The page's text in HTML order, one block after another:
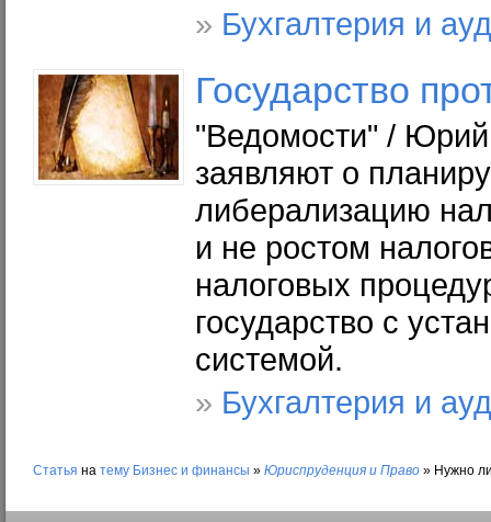
» Бухгалтерия и
Государство
"Ведомости" / Юрий
заявляют о
либерализацию
и не ростом
налоговых
государство с
системой.
» Бухгалтерия и
Статья на тему Бизнес и финансы » Юриспруденция и Право » Нужно